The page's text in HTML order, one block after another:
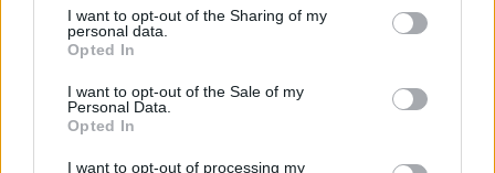
not limited to your visit or usage behaviour. You may click to
grant or deny consent to Google and its third-party tags to
use your data for below specified purposes in below Google
consent section.
I want to opt-out of the Sharing of my
personal data.
Opted In
I want to opt-out of the Sale of my
Personal Data.
Opted In
I want to opt-out of processing my